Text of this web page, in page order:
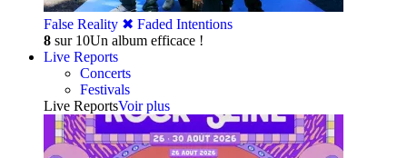
False Reality ✖︎ Faded Intentions
8 sur 10Un album efficace !
Live Reports
Concerts
Festivals
Live ReportsVoir plus